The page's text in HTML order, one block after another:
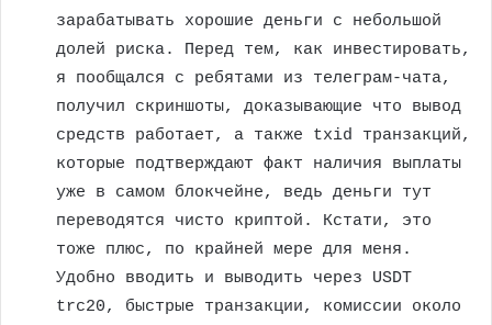
зарабатывать хорошие деньги с небольшой
долей риска. Перед тем, как инвестировать,
я пообщался с ребятами из телеграм-чата,
получил скриншоты, доказывающие что вывод
средств работает, а также txid транзакций,
которые подтверждают факт наличия выплаты
уже в самом блокчейне, ведь деньги тут
переводятся чисто криптой. Кстати, это
тоже плюс, по крайней мере для меня.
Удобно вводить и выводить через USDT
trc20, быстрые транзакции, комиссии около